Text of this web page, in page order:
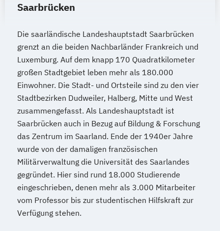
Mechatronik
Medizinische Informatik Medizintechnik
Modemanagement
Nachhaltiges Management New Work
Online Marketing
Online Marketing (DE/EN)
Personalentwicklung
Personalmanagement
Personalmanagement (DE/EN) Pflege
Physiotherapie
Product Management (DE/EN)
Produktdesign
Projektmanagement (DE/EN)
Psychologie
Saarbrücken
Die saarländische Landeshauptstadt Saarbrücken
grenzt an die beiden Nachbarländer Frankreich und
Luxemburg. Auf dem knapp 170 Quadratkilometer
großen Stadtgebiet leben mehr als 180.000
Einwohner. Die Stadt- und Ortsteile sind zu den vier
Stadtbezirken Dudweiler, Halberg, Mitte und West
zusammengefasst. Als Landeshauptstadt ist
Saarbrücken auch in Bezug auf Bildung & Forschung
das Zentrum im Saarland. Ende der 1940er Jahre
wurde von der damaligen französischen
Militärverwaltung die Universität des Saarlandes
gegründet. Hier sind rund 18.000 Studierende
eingeschrieben, denen mehr als 3.000 Mitarbeiter
vom Professor bis zur studentischen Hilfskraft zur
Verfügung stehen.